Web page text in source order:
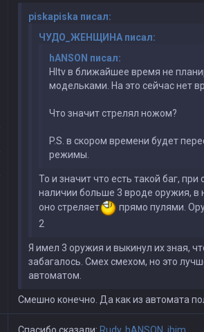
piskapiska писал:
ЧУДО_ЖЕНЩИНА писал:
hANSON писал:
Hltv в ближайшее время не
модельками. На это сейчас нет
Что значит стрелял ножом?
P.S. в скором времени будет
режимы.
То и значит что есть такой баг,
наличии больше 3 вроде оружия,
оно стреляет
прямо пулями.
2
Я имел 3 оружия и выкинул их зная,
забагалось. Смех смехом, но это
автоматом.
Смешно конечно. Да как из автомата